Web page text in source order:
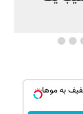
با ۴۵٪ تخفیف به موهات